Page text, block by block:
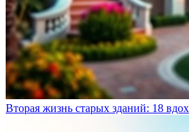
Вторая жизнь старых зданий: 18